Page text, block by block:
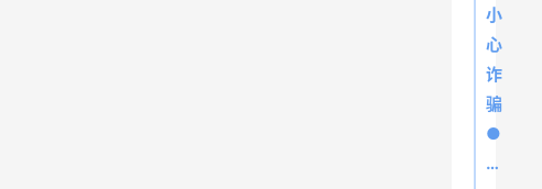
小
心
诈
骗
●
…